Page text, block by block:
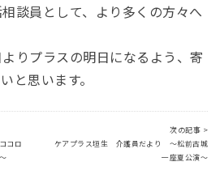
談員として、より多くの方々へ
りプラスの明日になるよう、寄
と思います。
コロ
次の記事 >
ケアプラス垣生 介護員だより ～松前古城
一座夏公演～